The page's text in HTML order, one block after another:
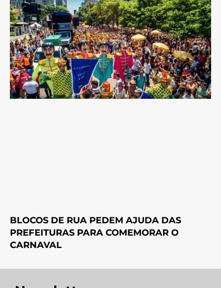
BLOCOS DE RUA PEDEM AJUDA DAS
PREFEITURAS PARA COMEMORAR O
CARNAVAL